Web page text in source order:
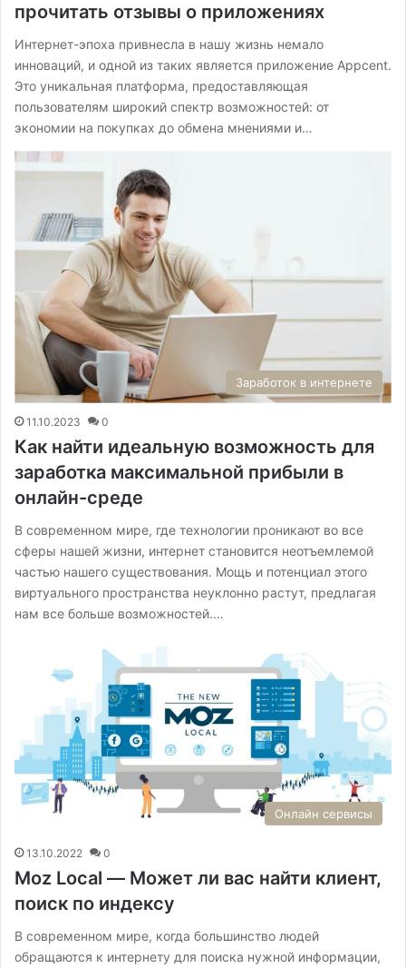
прочитать отзывы о приложениях
Интернет-эпоха привнесла в нашу жизнь немало
инноваций, и одной из таких является приложение Appcent.
Это уникальная платформа, предоставляющая
пользователям широкий спектр возможностей: от
экономии на покупках до обмена мнениями и…
Заработок в интернете
11.10.2023 0
Как найти идеальную возможность для
заработка максимальной прибыли в
онлайн-среде
В современном мире, где технологии проникают во все
сферы нашей жизни, интернет становится неотъемлемой
частью нашего существования. Мощь и потенциал этого
виртуального пространства неуклонно растут, предлагая
нам все больше возможностей.…
Онлайн сервисы
13.10.2022 0
Moz Local — Может ли вас найти клиент,
поиск по индексу
В современном мире, когда большинство людей
обращаются к интернету для поиска нужной информации,